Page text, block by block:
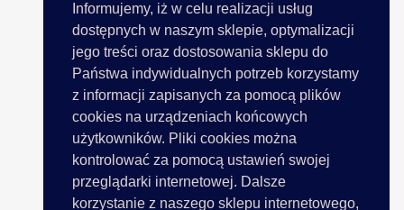
Informujemy, iż w celu realizacji usług
dostępnych w naszym sklepie, optymalizacji
jego treści oraz dostosowania sklepu do
Państwa indywidualnych potrzeb korzystamy
z informacji zapisanych za pomocą plików
cookies na urządzeniach końcowych
użytkowników. Pliki cookies można
kontrolować za pomocą ustawień swojej
przeglądarki internetowej. Dalsze
korzystanie z naszego sklepu internetowego,